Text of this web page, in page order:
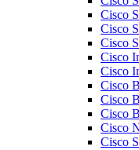
Cisco
Cisco
Cisco
Cisco
Cisco
Cisco
Cisco
Cisco
Cisco
Cisco